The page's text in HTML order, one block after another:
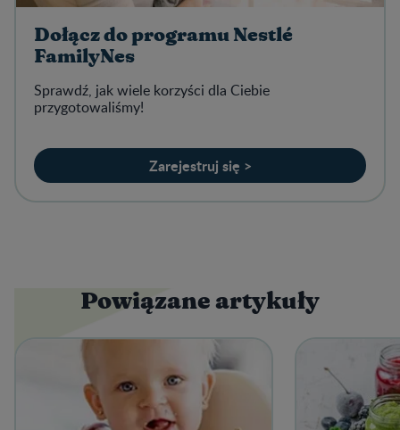
Dołącz do programu Nestlé
FamilyNes
Sprawdź, jak wiele korzyści dla Ciebie
przygotowaliśmy!
Zarejestruj się >
Powiązane artykuły